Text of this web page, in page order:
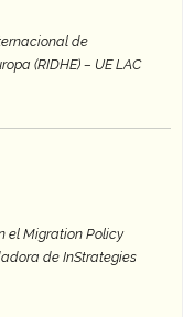
de
(RIDHE) – UE LAC
el Migration Policy
de InStrategies